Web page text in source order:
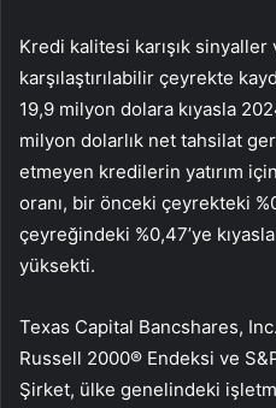
Kredi kalitesi karışık
karşılaştırılabilir çeyrekte
19,9 milyon dolara kıyasla
milyon dolarlık net tahsilat
etmeyen kredilerin yatırım
oranı, bir önceki çeyrekteki
çeyreğindeki %0,47’ye
yüksekti.
Texas Capital Bancshares,
Russell 2000® Endeksi ve
Şirket, ülke genelindeki